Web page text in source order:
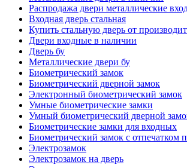
Распродажа двери металлические
Входная дверь стальная
Купить стальную дверь от
Двери входные в наличии
Дверь бу
Металлические двери бу
Биометрический замок
Биометрический дверной замок
Электронный биометрический замок
Умные биометрические замки
Умный биометрический дверной
Биометрические замки для входных
Биометрический замок с отпечатком
Электрозамок
Электрозамок на дверь